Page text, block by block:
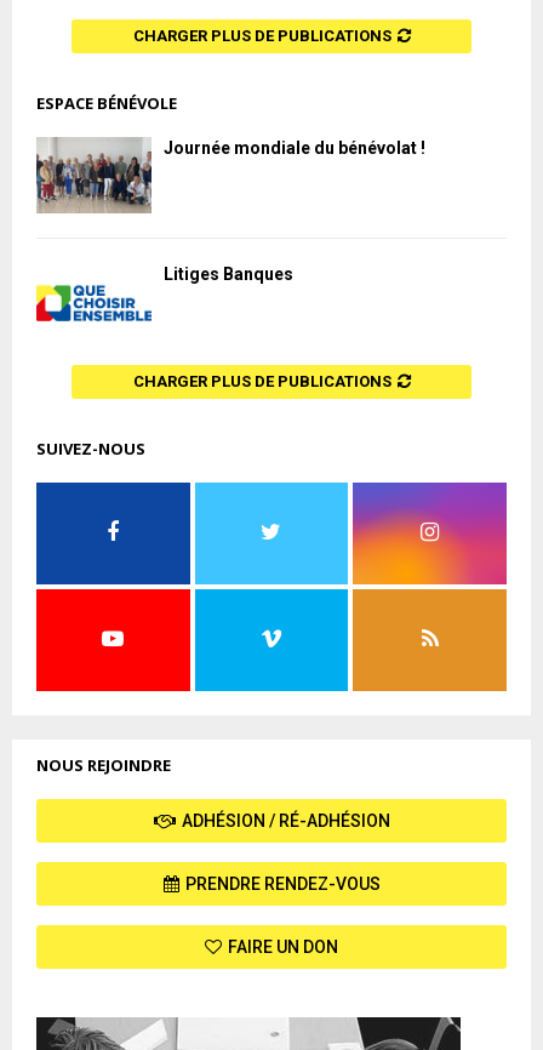
CHARGER PLUS DE PUBLICATIONS
ESPACE BÉNÉVOLE
Journée mondiale du bénévolat !
Litiges Banques
CHARGER PLUS DE PUBLICATIONS
SUIVEZ-NOUS
NOUS REJOINDRE
ADHÉSION / RÉ-ADHÉSION
PRENDRE RENDEZ-VOUS
FAIRE UN DON